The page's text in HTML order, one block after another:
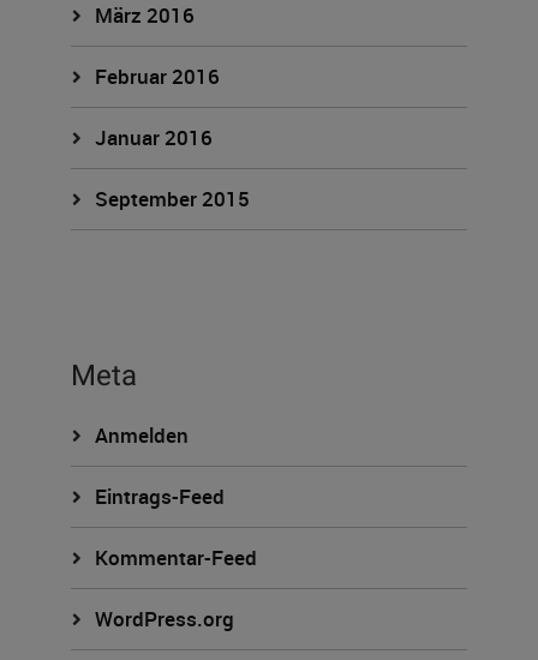
März 2016
Februar 2016
Januar 2016
September 2015
Meta
Anmelden
Eintrags-Feed
Kommentar-Feed
WordPress.org